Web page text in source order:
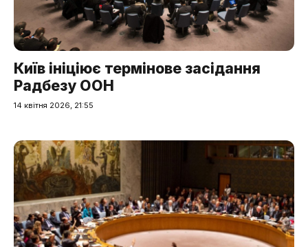
Київ ініціює термінове засідання
Радбезу ООН
14 квітня 2026, 21:55